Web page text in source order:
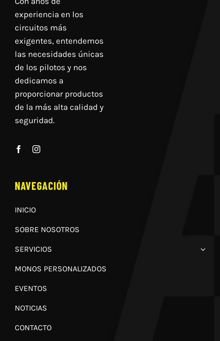
experiencia en los
circuitos más
exigentes, entendemos
las necesidades únicas
de los pilotos y nos
dedicamos a
proporcionar productos
de la más alta calidad y
seguridad.
NAVEGACIÓN
INICIO
SOBRE NOSOTROS
SERVICIOS
MONOS PERSONALIZADOS
EVENTOS
NOTICIAS
CONTACTO